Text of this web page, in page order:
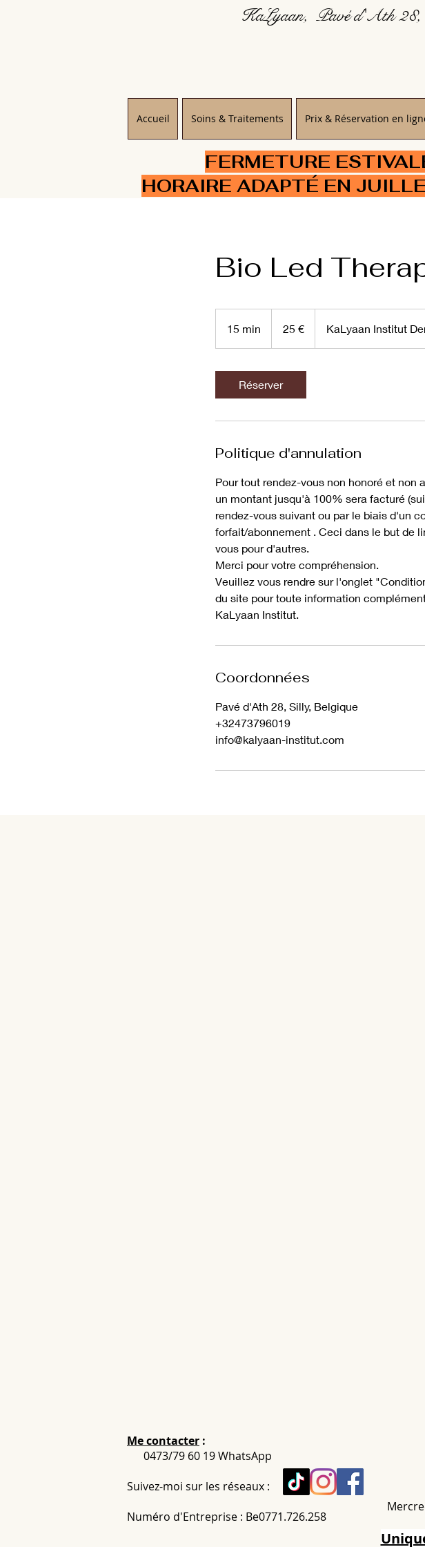
KaLyaan, Pavé d'Ath
Accueil Soins & Traitements Prix & Réservation en
FERMETURE
HORAIRE ADAPTÉ EN
Bio Led
15 min
5
25 € KaLyaan Institut
Réserver
Politique d'annulation
Pour tout rendez-vous non honoré et
un montant jusqu'à 100% sera facturé
rendez-vous suivant ou par le biais d'un
forfait/abonnement . Ceci dans le but de
vous pour d'autres.
Merci pour votre compréhension.
Veuillez vous rendre sur l'onglet
du site pour toute information
KaLyaan Institut.
Coordonnées
Pavé d'Ath 28, Silly, Belgique
+32473796019
info@kalyaan-institut.com
Me contacter :
0473/79 60 19 WhatsApp
Suivez-moi sur les réseaux :
Numéro d'Entreprise : Be0771.726.258